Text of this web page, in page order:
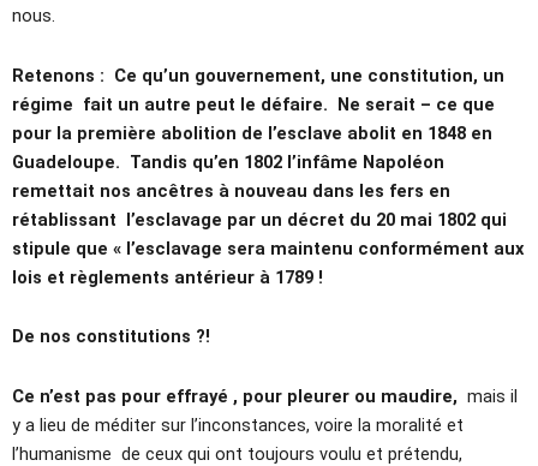
nous.
Retenons : Ce qu’un gouvernement, une constitution, un
régime fait un autre peut le défaire. Ne serait – ce que
pour la première abolition de l’esclave abolit en 1848 en
Guadeloupe. Tandis qu’en 1802 l’infâme Napoléon
remettait nos ancêtres à nouveau dans les fers en
rétablissant l’esclavage par un décret du 20 mai 1802 qui
stipule que « l’esclavage sera maintenu conformément aux
lois et règlements antérieur à 1789 !
De nos constitutions ?!
Ce n’est pas pour effrayé , pour pleurer ou maudire, mais il
y a lieu de méditer sur l’inconstances, voire la moralité et
l’humanisme de ceux qui ont toujours voulu et prétendu,